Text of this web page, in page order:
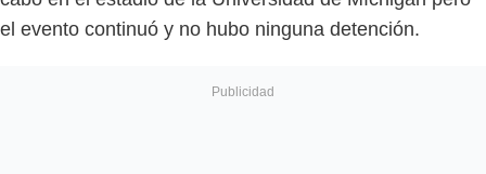
el evento continuó y no hubo ninguna detención.